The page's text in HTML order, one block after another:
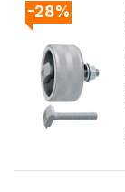
-28%